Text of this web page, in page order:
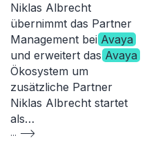
Niklas Albrecht
übernimmt das Partner
Management bei Avaya
und erweitert das Avaya
Ökosystem um
zusätzliche Partner
Niklas Albrecht startet
als…
...